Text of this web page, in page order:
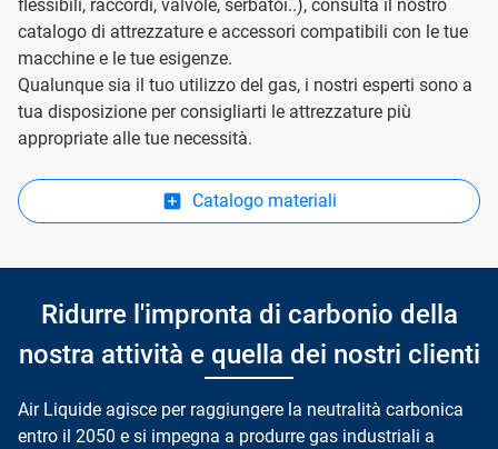
flessibili, raccordi, valvole, serbatoi..), consulta il nostro
catalogo di attrezzature e accessori compatibili con le tue
macchine e le tue esigenze.
Qualunque sia il tuo utilizzo del gas, i nostri esperti sono a
tua disposizione per consigliarti le attrezzature più
appropriate alle tue necessità.
Catalogo materiali
Ridurre l'impronta di carbonio della
nostra attività e quella dei nostri clienti
Air Liquide agisce per raggiungere la neutralità carbonica
entro il 2050 e si impegna a produrre gas industriali a